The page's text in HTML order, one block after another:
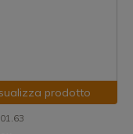
prodotto